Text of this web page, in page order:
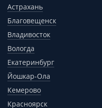
Астрахань
Благовещенск
Владивосток
Вологда
Екатеринбург
Йошкар-Ола
Кемерово
Красноярск